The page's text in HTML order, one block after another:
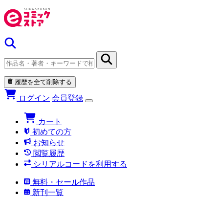
履歴を全て削除する
ログイン 会員登録
カート
初めての方
お知らせ
閲覧履歴
シリアルコードを利用する
無料・セール作品
新刊一覧